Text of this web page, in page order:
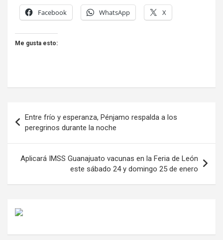
Facebook WhatsApp X
Me gusta esto:
de
entradas
Entre frío y esperanza, Pénjamo respalda a los
peregrinos durante la noche
Aplicará IMSS Guanajuato vacunas en la Feria de León
este sábado 24 y domingo 25 de enero